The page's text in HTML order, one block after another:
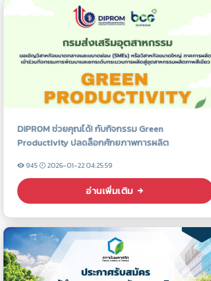
DIPROM ช่วยคุณได้! กับกิจกรรม Green
Productivity ปลดล็อกศักยภาพการผลิต
945 2026-01-22 04:25:59
อ่านเพิ่มเติม